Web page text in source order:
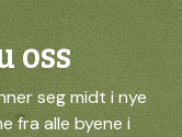
oss
seg midt i nye
fra alle byene i